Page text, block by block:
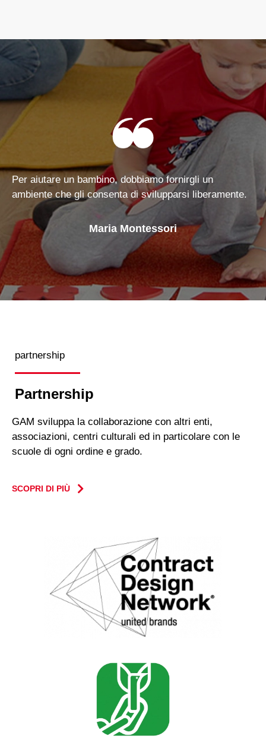
Per aiutare un bambino, dobbiamo fornirgli un
ambiente che gli consenta di svilupparsi liberamente.
Maria Montessori
partnership
Partnership
GAM sviluppa la collaborazione con altri enti,
associazioni, centri culturali ed in particolare con le
scuole di ogni ordine e grado.
SCOPRI DI PIÙ